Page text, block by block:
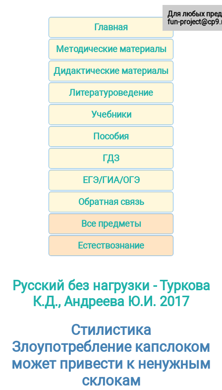
Главная
Методические материалы
Дидактические материалы
Литературоведение
Учебники
Пособия
ГДЗ
ЕГЭ/ГИА/ОГЭ
Обратная связь
Все предметы
Естествознание
Русский без нагрузки - Туркова
К.Д., Андреева Ю.И. 2017
Стилистика
Злоупотребление капслоком
может привести к ненужным
склокам
Для любых
fun-